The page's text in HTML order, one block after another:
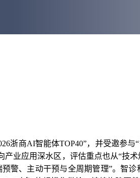
浙商AI智能体TOP40”，并受邀参
业应用深水区，评估重点也从“技
、主动干预与全周期管理”。智诊